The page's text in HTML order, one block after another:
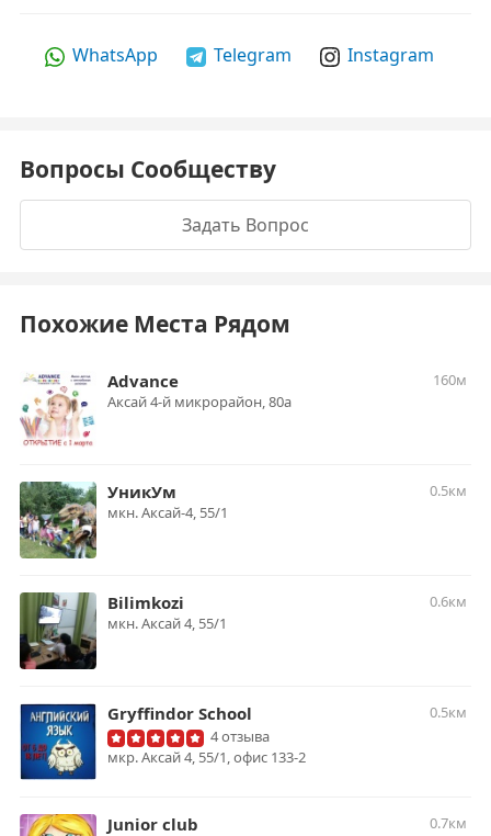
WhatsApp Telegram Instagram
Вопросы Сообществу
Задать Вопрос
Похожие Места Рядом
Advance
160м
Аксай 4-й микрорайон, 80а
УникУм
0.5км
мкн. Аксай-4, 55/1
Bilimkozi
0.6км
мкн. Аксай 4, 55/1
Gryffindor School
0.5км
4 отзыва
мкр. Аксай 4, 55/1, офис 133-2
Junior club
0.7км